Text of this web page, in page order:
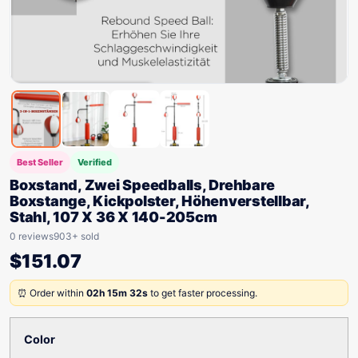
Best Seller Verified
Boxstand, Zwei Speedballs, Drehbare
Boxstange, Kickpolster, Höhenverstellbar,
Stahl, 107 X 36 X 140-205cm
0 reviews903+ sold
$151.07
⏰ Order within 02h 15m 32s to get faster processing.
Color